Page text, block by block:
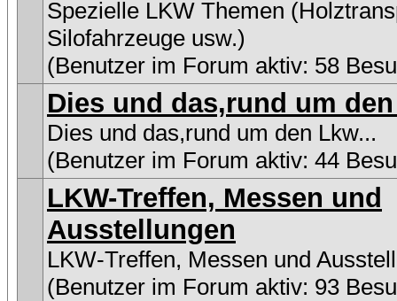
Spezielle LKW Themen
Silofahrzeuge usw.)
(Benutzer im Forum aktiv: 58
Dies und das,rund um
Dies und das,rund um den Lkw...
(Benutzer im Forum aktiv: 44
LKW-Treffen, Messen und
Ausstellungen
LKW-Treffen, Messen und
(Benutzer im Forum aktiv: 93